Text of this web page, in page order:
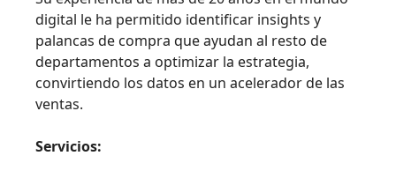
digital le ha permitido identificar insights y
palancas de compra que ayudan al resto de
departamentos a optimizar la estrategia,
convirtiendo los datos en un acelerador de las
ventas.
Servicios: